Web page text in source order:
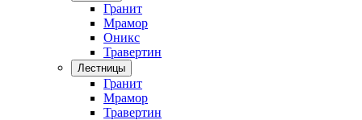
Гранит
Мрамор
Оникс
Травертин
Лестницы
Гранит
Мрамор
Травертин